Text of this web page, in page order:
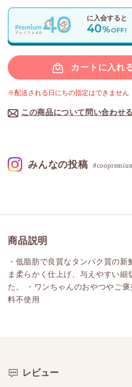
カートに入れ
この商品について問い合わせる
※配送される日にちの指定はできません
に入会すると
40%OFF!
商品説明
・低脂肪で良質なタンパク質の新
ま柔らかく仕上げ、与えやすい細
た。 ・ワンちゃんのおやつやご
料不使用
みんなの投稿
レビュー